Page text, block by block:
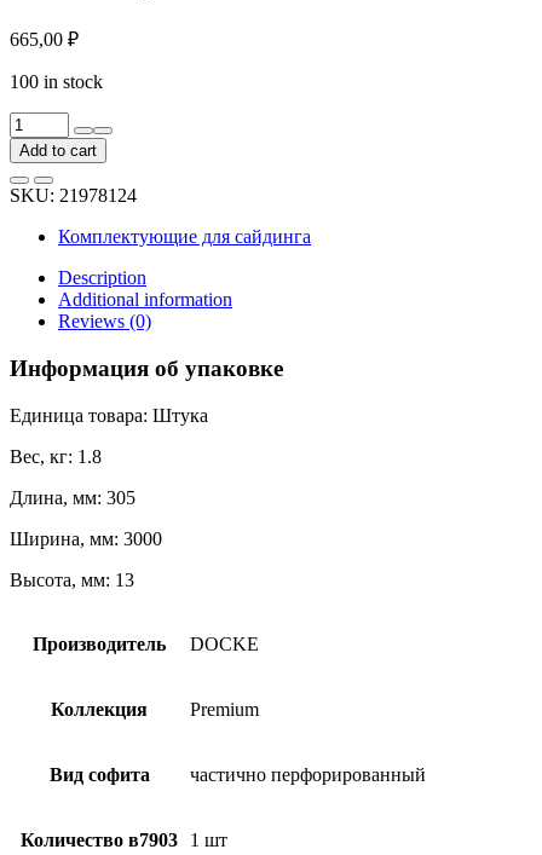
665,00 ₽
100 in stock
Софит
с
центральной
перфорацией
Docke
Premium
пломбир
PSTT-
1044
quantity
Add to cart
SKU: 21978124
Комплектующие для сайдинга
Description
Additional information
Reviews (0)
Информация об упаковке
Единица товара: Штука
Вес, кг: 1.8
Длина, мм: 305
Ширина, мм: 3000
Высота, мм: 13
Производитель DOCKE
Коллекция Premium
Вид софита частично перфорированный
Количество в7903 1 шт